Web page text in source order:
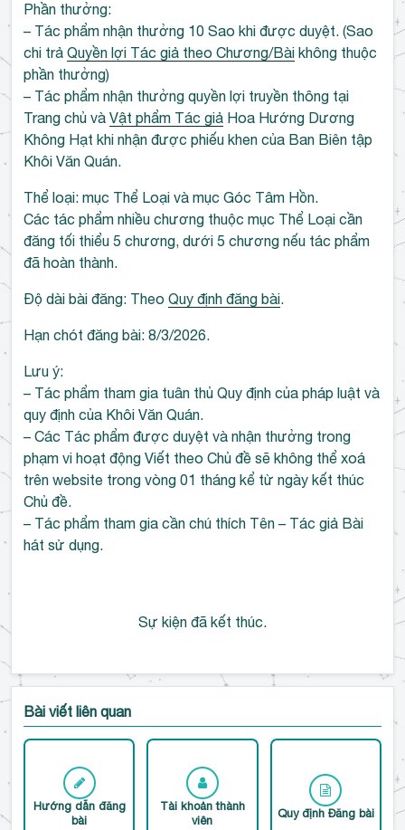
Phần thưởng:
– Tác phẩm nhận thưởng 10 Sao khi được duyệt. (Sao
chi trả Quyền lợi Tác giả theo Chương/Bàikhông thuộc
phần thưởng)
– Tác phẩm nhận thưởng quyền lợi truyền thông tại
Trang chủ và Vật phẩm Tác giảHoa Hướng Dương
Không Hạt khi nhận được phiếu khen của Ban Biên tập
Khôi Văn Quán.
Thể loại: mục Thể Loại và mục Góc Tâm Hồn.
Các tác phẩm nhiều chương thuộc mục Thể Loại cần
đăng tối thiểu 5 chương, dưới 5 chương nếu tác phẩm
đã hoàn thành.
Độ dài bài đăng: Theo Quy định đăng bài.
Hạn chót đăng bài: 8/3/2026.
Lưu ý:
– Tác phẩm tham gia tuân thủ Quy định của pháp luật và
quy định của Khôi Văn Quán.
– Các Tác phẩm được duyệt và nhận thưởng trong
phạm vi hoạt động Viết theo Chủ đề sẽ không thể xoá
trên website trong vòng 01 tháng kể từ ngày kết thúc
Chủ đề.
– Tác phẩm tham gia cần chú thích Tên – Tác giả Bài
hát sử dụng.
Sự kiện đã kết thúc.
Bài viết liên quan
Hướng dẫn đăng
bài
Tài khoản thành
viên
Quy định Đăng bài